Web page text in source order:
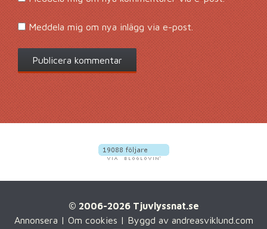
Meddela mig om nya inlägg via e-post.
© 2006-2026 Tjuvlyssnat.se
Annonsera | Om cookies | Byggd av andreasviklund.com